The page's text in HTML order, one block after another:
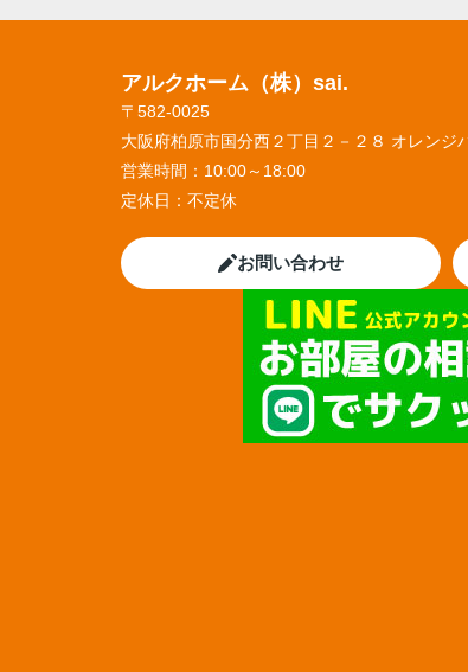
アルクホーム（株）sai.
〒582-0025
大阪府柏原市国分西２丁目２－２８ オレンジ
営業時間： 10:00～18:00
定休日： 不定休
お問い合わせ